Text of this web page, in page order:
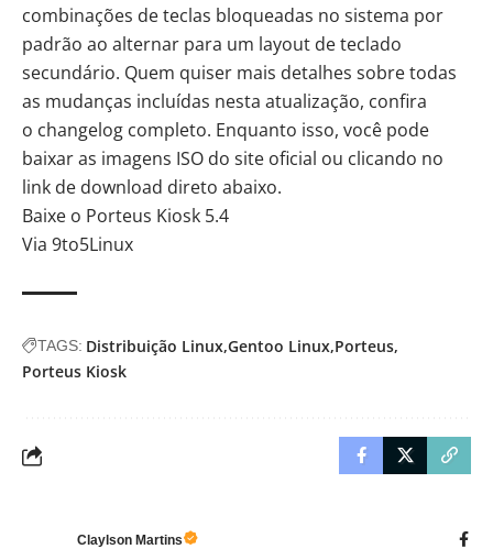
combinações de teclas bloqueadas no sistema por
padrão ao alternar para um layout de teclado
secundário. Quem quiser mais detalhes sobre todas
as mudanças incluídas nesta atualização, confira
o changelog completo. Enquanto isso, você pode
baixar as imagens ISO do site oficial ou clicando no
link de download direto abaixo.
Baixe o Porteus Kiosk 5.4
Via 9to5Linux
TAGS: Distribuição Linux Gentoo Linux Porteus
Porteus Kiosk
Claylson Martins